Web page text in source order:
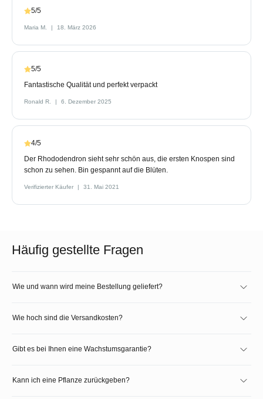
5/5
Maria M. 18. März 2026
5/5
Fantastische Qualität und perfekt verpackt
Ronald R. 6. Dezember 2025
4/5
Der Rhododendron sieht sehr schön aus, die ersten Knospen sind
schon zu sehen. Bin gespannt auf die Blüten.
Verifizierter Käufer 31. Mai 2021
Häufig gestellte Fragen
Wie und wann wird meine Bestellung geliefert?
Wie hoch sind die Versandkosten?
Gibt es bei Ihnen eine Wachstumsgarantie?
Kann ich eine Pflanze zurückgeben?